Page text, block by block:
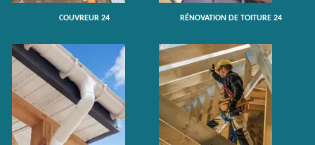
COUVREUR 24 RÉNOVATION DE TOITURE 24